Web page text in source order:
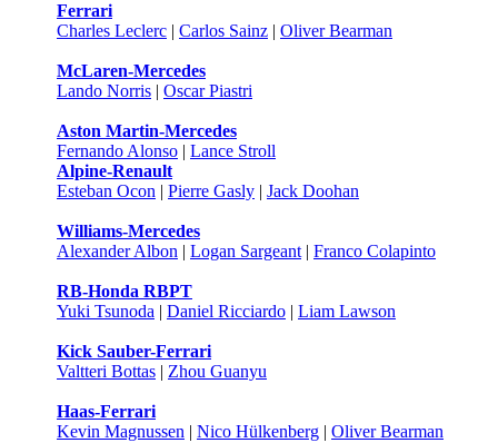
Ferrari
Charles Leclerc | Carlos Sainz | Oliver Bearman
McLaren-Mercedes
Lando Norris | Oscar Piastri
Aston Martin-Mercedes
Fernando Alonso | Lance Stroll
Alpine-Renault
Esteban Ocon | Pierre Gasly | Jack Doohan
Williams-Mercedes
Alexander Albon | Logan Sargeant | Franco Colapinto
RB-Honda RBPT
Yuki Tsunoda | Daniel Ricciardo | Liam Lawson
Kick Sauber-Ferrari
Valtteri Bottas | Zhou Guanyu
Haas-Ferrari
Kevin Magnussen | Nico Hülkenberg | Oliver Bearman